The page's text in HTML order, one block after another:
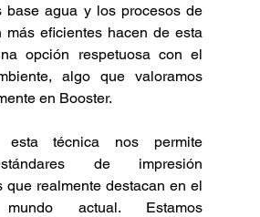
base agua y los procesos de
más eficientes hacen de esta
opción respetuosa con el
algo que valoramos
en Booster.
esta técnica nos permite
de impresión
que realmente destacan en el
mundo actual. Estamos